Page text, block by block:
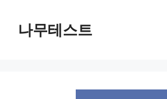
나무테스트